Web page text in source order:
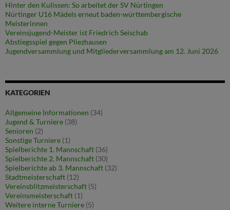
Hinter den Kulissen: So arbeitet der SV Nürtingen
Nürtinger U16 Mädels erneut baden-württembergische
Meisterinnen
Vereinsjugend-Meister ist Friedrich Seischab
Abstiegsspiel gegen Pliezhausen
Jugendversammlung und Mitgliederversammlung am 12. Juni 2026
KATEGORIEN
Allgemeine Informationen (34)
Jugend & Turniere (38)
Senioren (2)
Sonstige Turniere (1)
Spielberichte 1. Mannschaft (36)
Spielberichte 2. Mannschaft (30)
Spielberichte ab 3. Mannschaft (32)
Stadtmeisterschaft (12)
Vereinsblitzmeisterschaft (5)
Vereinsmeisterschaft (1)
Weitere interne Turniere (5)